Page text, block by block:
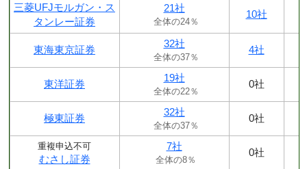
三菱UFJモルガン・ス
タンレー証券
21社
全体の24％
10社
東海東京証券
32社
全体の37％
4社
東洋証券
19社
全体の22％
0社
極東証券
32社
全体の37％
0社
重複申込不可
むさし証券
7社
全体の8％
0社